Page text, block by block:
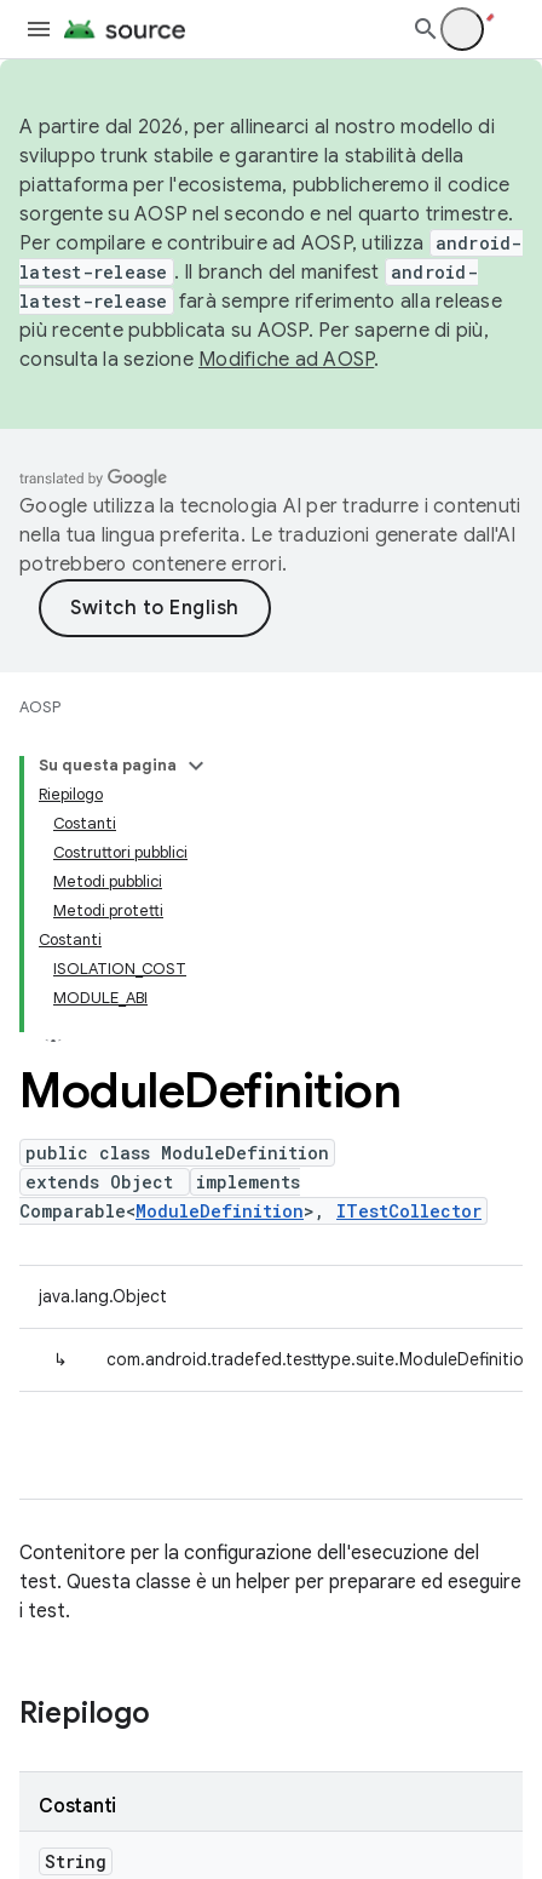
A partire dal 2026, per allinearci al nostro modello di
sviluppo trunk stabile e garantire la stabilità della
piattaforma per l'ecosistema, pubblicheremo il codice
sorgente su AOSP nel secondo e nel quarto trimestre.
Per compilare e contribuire ad AOSP, utilizza
android-
latest-release . Il branch del manifest android-
latest-release farà sempre riferimento alla release
più recente pubblicata su AOSP. Per saperne di più,
consulta la sezione Modifiche ad AOSP.
Google utilizza la tecnologia AI per tradurre i contenuti
nella tua lingua preferita. Le traduzioni generate dall'AI
potrebbero contenere errori.
AOSP
Su questa pagina
Riepilogo
Costanti
Costruttori pubblici
Metodi pubblici
Metodi protetti
Costanti
ISOLATION_COST
MODULE_ABI
ModuleDefinition
public class ModuleDefinition
extends Object
implements
Comparable<ModuleDefinition>, ITestCollector
java.lang.Object
↳ com.android.tradefed.testtype.suite.ModuleDefinition
Contenitore per la configurazione dell'esecuzione del
test. Questa classe è un helper per preparare ed eseguire
i test.
Riepilogo
Costanti
String